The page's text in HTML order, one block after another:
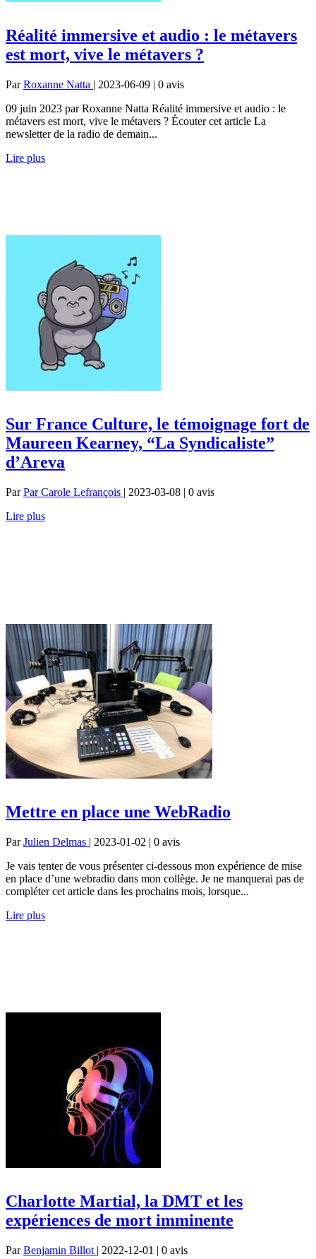
Réalité immersive et audio : le métavers
est mort, vive le métavers ?
ParRoxanne Natta | 2023-06-09 | 0 avis
09 juin 2023 par Roxanne Natta Réalité immersive et audio : le
métavers est mort, vive le métavers ? Écouter cet article La
newsletter de la radio de demain...
Lire plus
Sur France Culture, le témoignage fort de
Maureen Kearney, “La Syndicaliste”
d’Areva
ParPar Carole Lefrançois | 2023-03-08 | 0 avis
Lire plus
Mettre en place une WebRadio
ParJulien Delmas | 2023-01-02 | 0 avis
Je vais tenter de vous présenter ci-dessous mon expérience de mise
en place d’une webradio dans mon collège. Je ne manquerai pas de
compléter cet article dans les prochains mois, lorsque...
Lire plus
Charlotte Martial, la DMT et les
expériences de mort imminente
ParBenjamin Billot | 2022-12-01 | 0 avis